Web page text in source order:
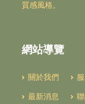
質感風格。
網站導覽
關於我們
最新消息